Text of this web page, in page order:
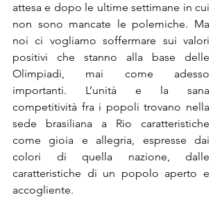
attesa e dopo le ultime settimane in cui
non sono mancate le polemiche. Ma
noi ci vogliamo soffermare sui valori
positivi che stanno alla base delle
Olimpiadi, mai come adesso
importanti. L’unità e la sana
competitività fra i popoli trovano nella
sede brasiliana a Rio caratteristiche
come gioia e allegria, espresse dai
colori di quella nazione, dalle
caratteristiche di un popolo aperto e
accogliente.